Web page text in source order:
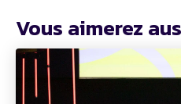
Vous aimerez